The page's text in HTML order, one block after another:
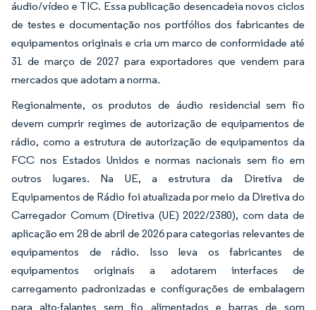
áudio/vídeo e TIC. Essa publicação desencadeia novos ciclos
de testes e documentação nos portfólios dos fabricantes de
equipamentos originais e cria um marco de conformidade até
31 de março de 2027 para exportadores que vendem para
mercados que adotam a norma.
Regionalmente, os produtos de áudio residencial sem fio
devem cumprir regimes de autorização de equipamentos de
rádio, como a estrutura de autorização de equipamentos da
FCC nos Estados Unidos e normas nacionais sem fio em
outros lugares. Na UE, a estrutura da Diretiva de
Equipamentos de Rádio foi atualizada por meio da Diretiva do
Carregador Comum (Diretiva (UE) 2022/2380), com data de
aplicação em 28 de abril de 2026 para categorias relevantes de
equipamentos de rádio. Isso leva os fabricantes de
equipamentos originais a adotarem interfaces de
carregamento padronizadas e configurações de embalagem
para alto-falantes sem fio alimentados e barras de som